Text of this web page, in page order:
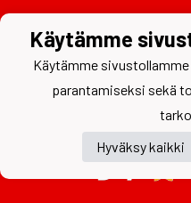
Powered by
Käytämme
Käytämme
parantamiseksi sekä
Hyväksy kaikki